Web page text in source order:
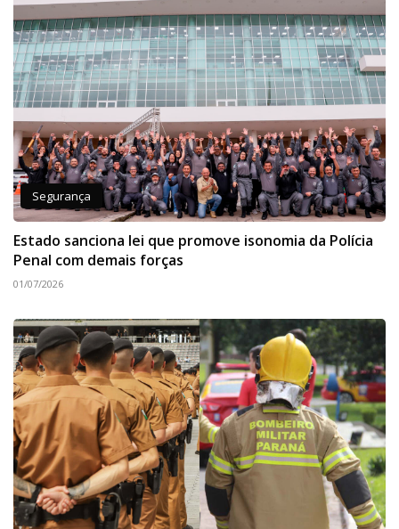
Segurança
Estado sanciona lei que promove isonomia da Polícia
Penal com demais forças
01/07/2026